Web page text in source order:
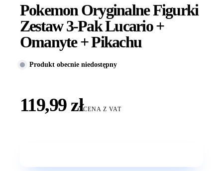
Pokemon Oryginalne Figurki
Zestaw 3-Pak Lucario +
Omanyte + Pikachu
Produkt obecnie niedostępny
119,99 złCENA Z VAT